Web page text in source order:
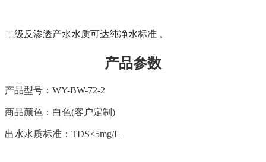
二级反渗透产水水质可达纯净水标准 。
产品参数
产品型号：WY-BW-72-2
商品颜色：白色(客户定制)
出水水质标准：TDS<5mg/L